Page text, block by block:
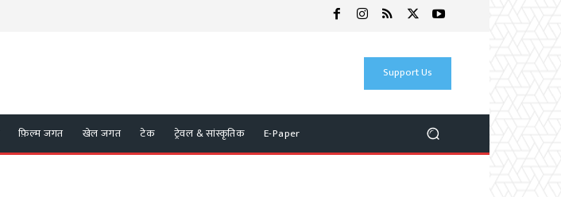
Support Us
फ़िल्म जगत खेल जगत टेक ट्रेवल & सांस्कृतिक E-Paper